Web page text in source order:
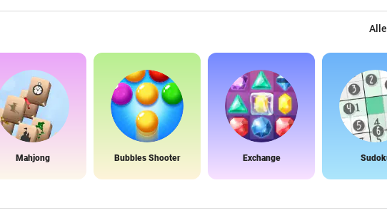
Mahjong Bubbles Shooter Exchange